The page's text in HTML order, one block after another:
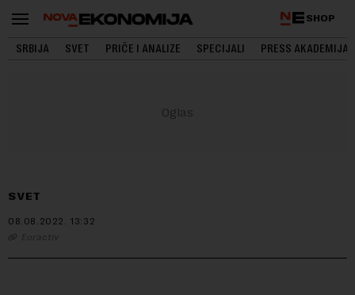
SHOP
SRBIJA SVET PRIČE I ANALIZE SPECIJALI PRESS AKADEMIJA
SVET
08.08.2022. 13:32
Euractiv